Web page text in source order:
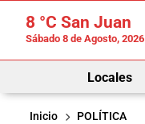
8 °C San Juan
Sábado 8 de Agosto, 2026
Locales
Inicio
POLÍTICA